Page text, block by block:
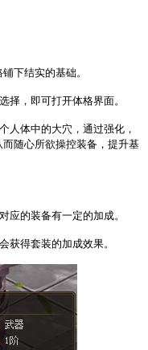
下结实的基础。
择，即可打开体格界面。
人体中的大穴，通过强化，
随心所欲操控装备，提升基
应的装备有一定的加成。
获得套装的加成效果。